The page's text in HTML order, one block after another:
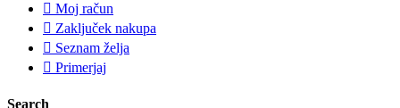
 Moj račun
 Zaključek nakupa
 Seznam želja
 Primerjaj
Search